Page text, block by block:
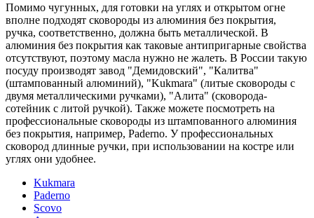
Помимо чугунных, для готовки на углях и открытом огне
вполне подходят сковороды из алюминия без покрытия,
ручка, соответственно, должна быть металлической. В
алюминия без покрытия как таковые антипригарные свойства
отсутствуют, поэтому масла нужно не жалеть. В России такую
посуду производят завод "Демидовский", "Калитва"
(штампованный алюминий), "Kukmara" (литые сковороды с
двумя металлическими ручками), "Алита" (сковорода-
сотейник с литой ручкой). Также можете посмотреть на
профессиональные сковороды из штампованного алюминия
без покрытия, например, Paderno. У профессиональных
сковород длинные ручки, при использовании на костре или
углях они удобнее.
Kukmara
Paderno
Scovo